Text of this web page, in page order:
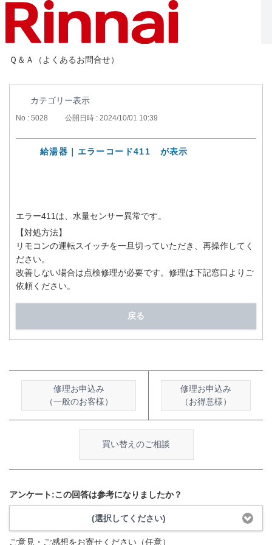
Ｑ＆Ａ（よくあるお問合せ）
カテゴリー表示
No : 5028 公開日時 : 2024/10/01 10:39
給湯器｜エラーコード411 が表示
エラー411は、水量センサー異常です。
【対処方法】
リモコンの運転スイッチを一旦切っていただき、再操作してく
ださい。
改善しない場合は点検修理が必要です。修理は下記窓口よりご
依頼ください。
戻る
修理お申込み
（一般のお客様）
修理お申込み
（お得意様）
買い替えのご相談
アンケート:この回答は参考になりましたか？
(選択してください)
ご意見・ご感想をお寄せください（任意）